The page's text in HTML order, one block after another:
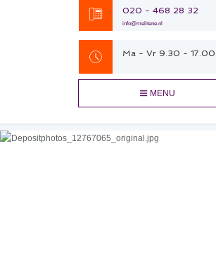
020 - 468 28 32
info@melitene.nl
Ma - Vr 9.30 - 17.00
MENU